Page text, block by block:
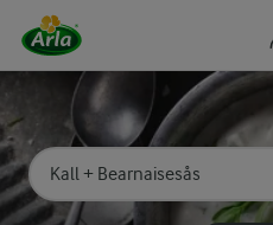
Sök på kategori eller ingrediens
Skriv in sökord för att få förslag